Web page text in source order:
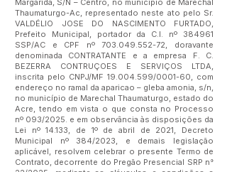
Margarida, S/N – Centro, no municipio de Marechal
Thaumaturgo-Ac, representado neste ato pelo Sr.
VALDÉLIO JOSE DO NASCIMENTO FURTADO,
Prefeito Municipal, portador da C.I. nº 384961
SSP/AC e CPF nº703.049.552-72, doravante
denominada CONTRATANTE e a empresa F. C.
BEZERRA CONTRUÇOES E SERVIÇOS LTDA,
inscrita pelo CNPJ/MF 19.004.599/0001-60, com
endereço no ramal da aparicao – gleba amonia, s/n,
no município de Marechal Thaumaturgo, estado do
Acre, tendo em vista o que consta no Processo
nº 093/2025. e em observância às disposições da
Lei nº 14.133, de 1º de abril de 2021, Decreto
Municipal nº 384/2023, e demais legislação
aplicável, resolvem celebrar o presente Termo de
Contrato, decorrente do Pregão Presencial SRP n°